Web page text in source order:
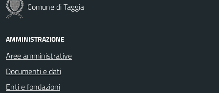
Comune di Taggia
AMMINISTRAZIONE
Aree amministrative
Documenti e dati
Enti e fondazioni